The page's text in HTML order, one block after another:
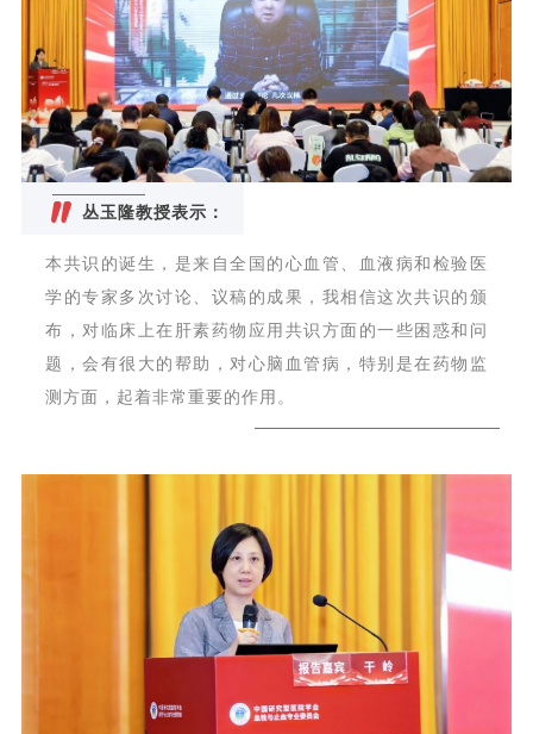
丛玉隆教授表示：
本共识的诞生，是来自全国的心血管、血液病和检验医
学的专家多次讨论、议稿的成果，我相信这次共识的颁
布，对临床上在肝素药物应用共识方面的一些困惑和问
题，会有很大的帮助，对心脑血管病，特别是在药物监
测方面，起着非常重要的作用。